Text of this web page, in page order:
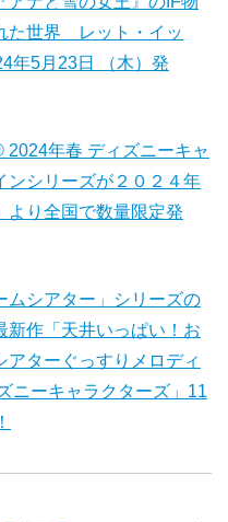
た世界 レット・イッ
年5月23日 （木）発
2024年春 ディズニーキャ
ンシリーズが２０２４年
より全国で数量限定発
ムシアター」シリーズの
新作「天井いっぱい！お
アターぐっすりメロディ
ニーキャラクターズ」11